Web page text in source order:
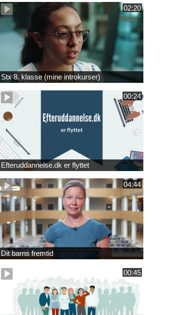
02:20
Stx 8. klasse (mine introkurser)
00:24
Efteruddannelse.dk er flyttet
04:44
Dit barns fremtid
00:45